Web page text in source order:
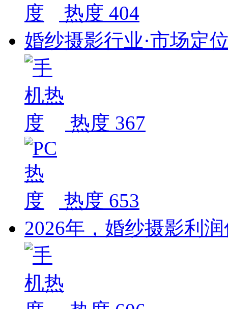
热度 404
婚纱摄影行业·市场定
热度 367
热度 653
2026年，婚纱摄影利